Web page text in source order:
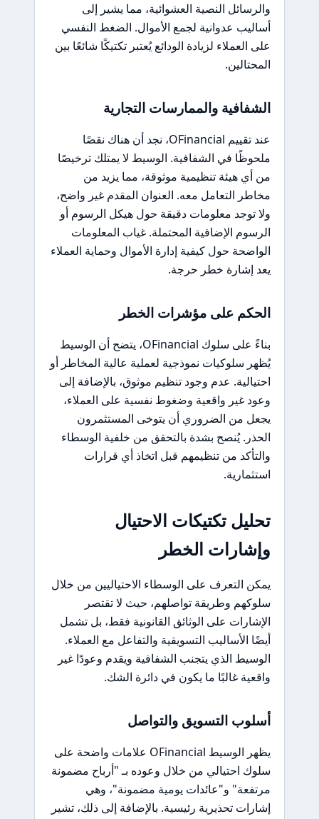
والرسائل النصية العشوائية، مما يشير إلى
أساليب عدوانية لجمع الأموال. الضغط النفسي
على العملاء لزيادة الودائع يُعتبر تكتيكًا شائعًا بين
المحتالين.
الشفافية والممارسات التجارية
عند تقييم OFinancial، نجد أن هناك نقصًا
ملحوظًا في الشفافية. الوسيط لا يمتلك ترخيصًا
من أي هيئة تنظيمية موثوقة، مما يزيد من
مخاطر التعامل معه. العنوان المقدم غير واضح،
ولا توجد معلومات دقيقة حول هيكل الرسوم أو
الرسوم الإضافية المحتملة. غياب المعلومات
الواضحة حول كيفية إدارة الأموال وحماية العملاء
يعد إشارة خطر حرجة.
الحكم على مؤشرات الخطر
بناءً على سلوك OFinancial، يتضح أن الوسيط
يُظهر سلوكيات نموذجية لعملية عالية المخاطر أو
احتيالية. عدم وجود تنظيم موثوق، بالإضافة إلى
وعود غير واقعية وضغوط نفسية على العملاء،
يجعل من الضروري أن يتوخى المستثمرون
الحذر. يُنصح بشدة بالتحقق من خلفية الوسطاء
والتأكد من تنظيمهم قبل اتخاذ أي قرارات
استثمارية.
تحليل تكتيكات الاحتيال
وإشارات الخطر
يمكن التعرف على الوسطاء الاحتياليين من خلال
سلوكهم وطريقة تواصلهم، حيث لا تقتصر
الإشارات على الوثائق القانونية فقط، بل تشمل
أيضًا الأساليب التسويقية والتفاعل مع العملاء.
الوسيط الذي يتجنب الشفافية ويقدم وعودًا غير
واقعية غالبًا ما يكون في دائرة الشك.
أسلوب التسويق والتواصل
يظهر الوسيط OFinancial علامات واضحة على
سلوك احتيالي من خلال وعوده بـ "أرباح مضمونة
مرتفعة" و"عائدات يومية مضمونة"، وهي
إشارات تحذيرية رئيسية. بالإضافة إلى ذلك، تشير